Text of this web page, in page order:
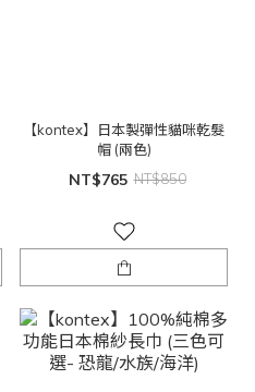
【kontex】日本製彈性貓咪乾髮
帽 (兩色)
NT$765 NT$850